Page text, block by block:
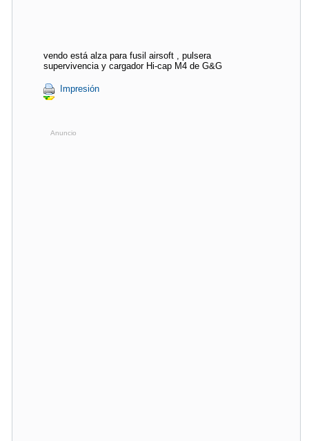
vendo está alza para fusil airsoft , pulsera
supervivencia y cargador Hi-cap M4 de G&G
Impresión
Anuncio